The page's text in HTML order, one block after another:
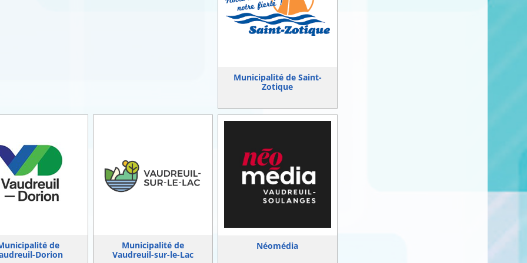
Municipalité de Saint-
Zotique
de
Dorion
Municipalité de
Vaudreuil-sur-le-Lac
Néomédia